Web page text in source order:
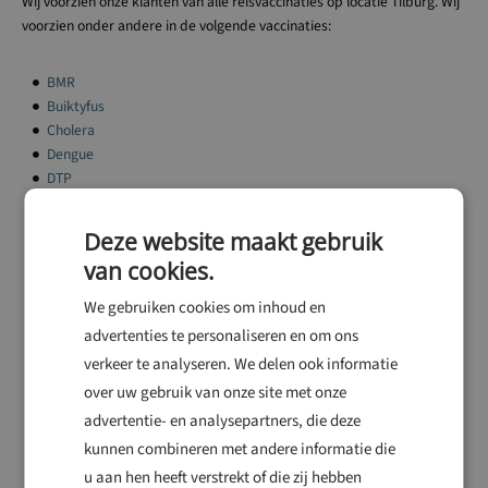
voorzien onder andere in de volgende vaccinaties:
BMR
Buiktyfus
Cholera
Dengue
DTP
Gele koorts
Hepatitis A
Hondsdolheid
Japanse encefalitis
Kinkhoest
Legionella
Meningokokken
Deze website maakt gebruik
van cookies.
We gebruiken cookies om inhoud en
advertenties te personaliseren en om ons
verkeer te analyseren. We delen ook informatie
over uw gebruik van onze site met onze
advertentie- en analysepartners, die deze
kunnen combineren met andere informatie die
u aan hen heeft verstrekt of die zij hebben